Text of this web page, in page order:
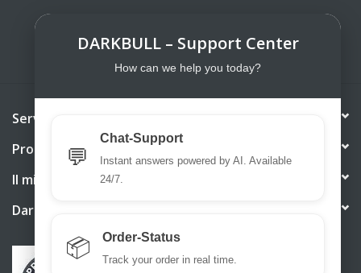
Servizio di assistenza
Prodotti
Il mio account
DarkBull TrendStore
DARKBULL – Support Center
How can we help you today?
💬
Chat-Support
Instant answers powered by AI. Available
24/7.
📦 Order-Status
Track your order in real time.